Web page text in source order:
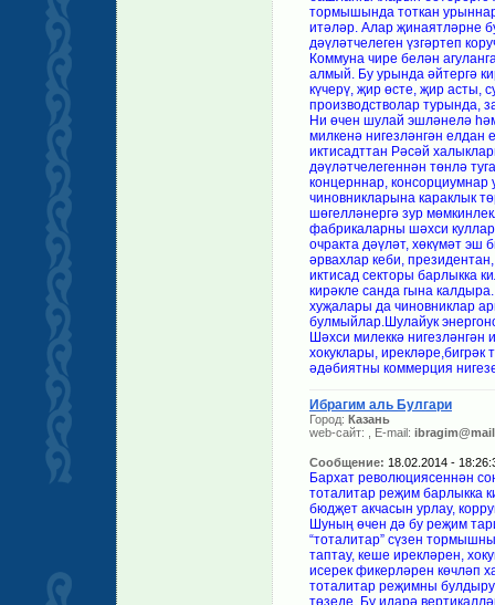
тормышында тоткан
итәләр. Алар җинаятләрне
дәүләтчелеген үзгәртеп
Коммуна чире белән
алмый. Бу урында әйтергә
күчерү, җир өсте, җир асты,
производстволар турында,
Ни өчен шулай эшләнелә
милкенә нигезләнгән елдан
иктисадттан Рәсәй
дәүләтчелегеннән төнлә
концерннар,
чиновникларына караклык
шөгелләнергә зур
фабрикаларны шәхси
очракта дәүләт, хөкүмәт эш
әрвахлар кеби,
иктисад секторы барлыкка
кирәкле санда гына
хуҗалары да чиновниклар
булмыйлар.Шулайук
Шәхси милеккә нигезләнгән
хокуклары,
әдәбиятны коммерция
Ибрагим аль Булгари
Город: Казань
web-сайт:
, E-mail:
Сообщение: 18.02.2014 -
Бархат революциясеннән
тоталитар реҗим барлыкка
бюдҗет акчасын урлау,
Шуның өчен дә бу реҗим
“тоталитар” сүзен
таптау, кеше ирекләрен,
исерек фикерләрен көчләп
тоталитар реҗимны
төзеде. Бу идарә